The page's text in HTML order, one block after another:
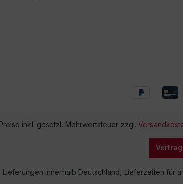
inkl. gesetzl. Mehrwertsteuer zzgl.
innerhalb Deutschland, Lieferzeiten für